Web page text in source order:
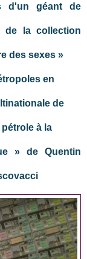
d'un géant de
de la collection
des sexes »
en
de
à la
» de Quentin